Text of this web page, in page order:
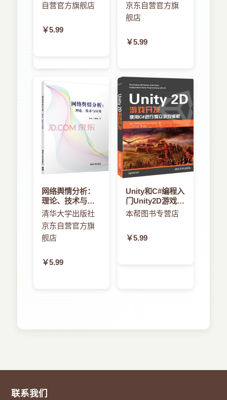
3.1.3 社会认知优化 54
3.1.5 SCO算法步骤 56
3.2.3 数值试验与仿真 60
3.2.4 SCO算法求解非线性方程组问题总结 62
3.3 求解非线性互补问题的熵函数认知优化算法 62
3.3.1 问题描述 62
3.3.2 非线性互补问题的熵函数法 63
3.3.3 用SCO算法求解非线性互补问题 64
3.3.4 数值试验与仿真 64
3.3.5 结论 66
3.4 求解软件可靠性分配问题的社会认知算法 66
3.4.2 多模块软件可靠性分配模型 66
3.4.3 数值试验与仿真 68
3.4.4 结论 70
3.5 求解组合Web服务选择问题的认知优化算法 70
3.5.1 问题描述 70
3.5.3 基本概念 71
3.5.9 总结 82
4.2.2 SCO算法收敛性证明 88
自营官方旗舰店
￥5.99
京东自营官方旗
舰店
￥5.99
网络舆情分析：
理论、技术与应
用
清华大学出版社
京东自营官方旗
舰店
￥5.99
Unity和C#编程入
门Unity2D游戏开
发
本帮图书专营店
￥5.99
联系我们